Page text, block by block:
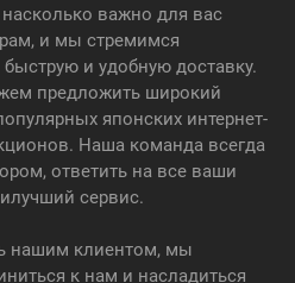
важно для вас
и мы стремимся
и удобную доставку.
предложить широкий
японских интернет-
Наша команда всегда
ответить на все ваши
сервис.
нашим клиентом, мы
к нам и насладиться